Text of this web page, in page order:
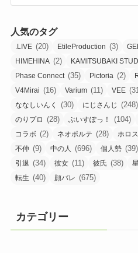
人気のタグ
.LIVE (20) EtileProduction (3)
HIMEHINA (2) KAMITSUBAKI
Phase Connect (35) Pictoria (2)
V4Mirai (16) Varium (11) VEE
ななしいんく (30) にじさんじ (248)
のりプロ (28) ぶいすぽっ！ (104)
コラボ (2) ネオポルテ (28) ホロ
不仲 (9) 中の人 (696) 個人勢 (39)
引退 (34) 彼女 (11) 彼氏 (38)
転生 (40) 顔バレ (675)
カテゴリー